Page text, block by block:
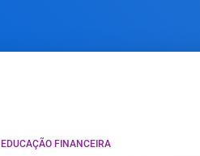
EDUCAÇÃO FINANCEIRA